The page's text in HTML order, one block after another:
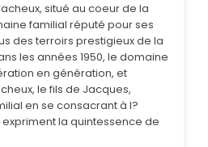
situé au coeur de la
familial réputé pour ses
des terroirs prestigieux de la
les années 1950, le domaine
en génération, et
le fils de Jacques,
en se consacrant à l?
la quintessence de